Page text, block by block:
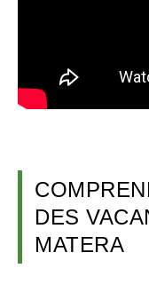
DES
MATERA